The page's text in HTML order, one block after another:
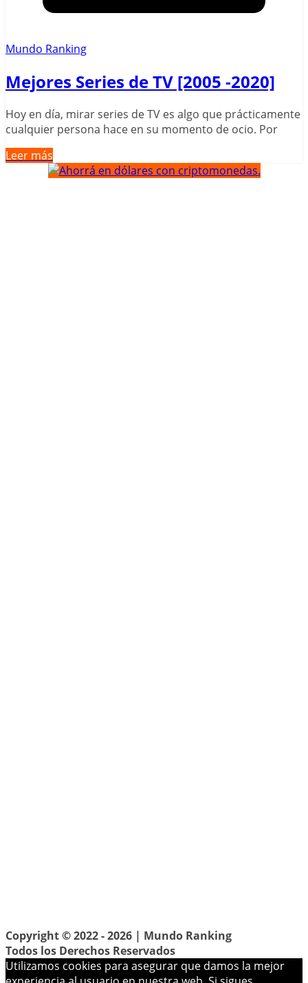
Mundo Ranking
Mejores Series de TV [2005 -2020]
Hoy en día, mirar series de TV es algo que prácticamente
cualquier persona hace en su momento de ocio. Por
Leer más
Copyright © 2022 - 2026 | Mundo Ranking
Todos los Derechos Reservados
Utilizamos cookies para asegurar que damos la mejor